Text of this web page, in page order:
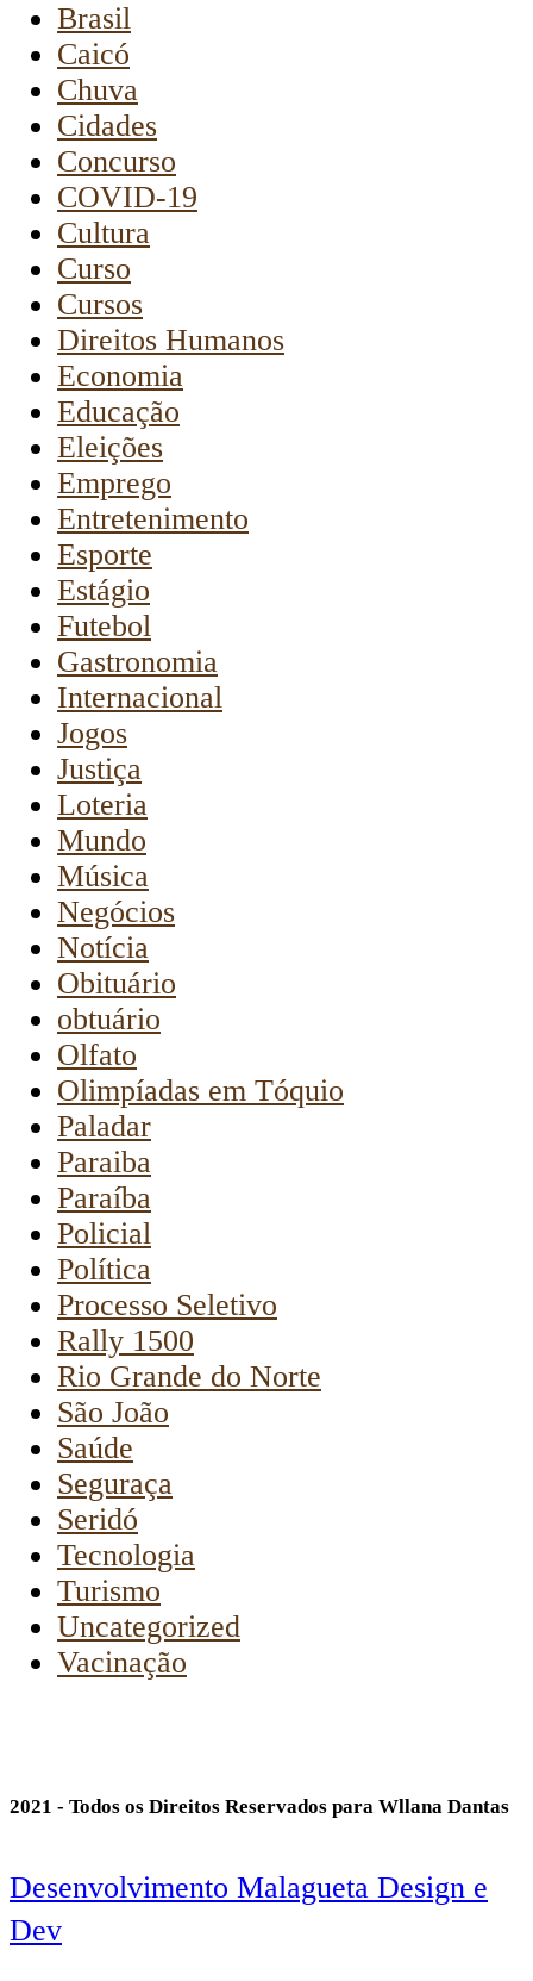
Brasil
Caicó
Chuva
Cidades
Concurso
COVID-19
Cultura
Curso
Cursos
Direitos Humanos
Economia
Educação
Eleições
Emprego
Entretenimento
Esporte
Estágio
Futebol
Gastronomia
Internacional
Jogos
Justiça
Loteria
Mundo
Música
Negócios
Notícia
Obituário
obtuário
Olfato
Olimpíadas em Tóquio
Paladar
Paraiba
Paraíba
Policial
Política
Processo Seletivo
Rally 1500
Rio Grande do Norte
São João
Saúde
Seguraça
Seridó
Tecnologia
Turismo
Uncategorized
Vacinação
2021 - Todos os Direitos Reservados para Wllana Dantas
Desenvolvimento Malagueta Design e
Dev